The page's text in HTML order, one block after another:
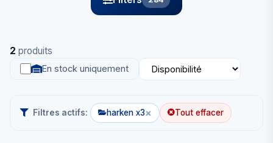
2 produits
En stock uniquement
Filtres actifs: harken x3× Tout effacer